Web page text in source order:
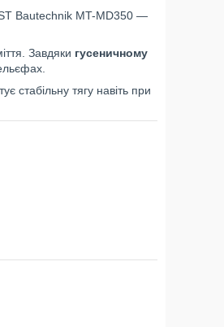
Bautechnik MT-MD350 —
Завдяки гусеничному
стабільну тягу навіть при